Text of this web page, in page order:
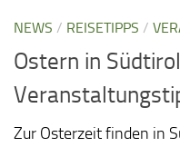
NEWS / REISETIPPS /
Ostern in
Zur Osterzeit finden in